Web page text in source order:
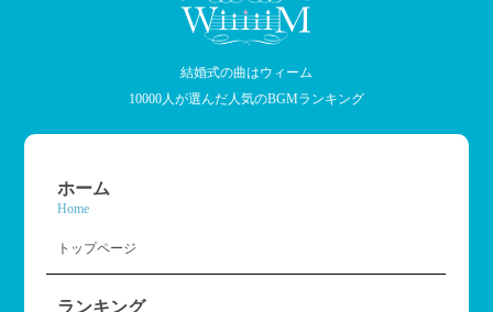
結婚式の曲はウィーム
10000人が選んだ人気のBGMランキング
ホーム
Home
トップページ
ランキング